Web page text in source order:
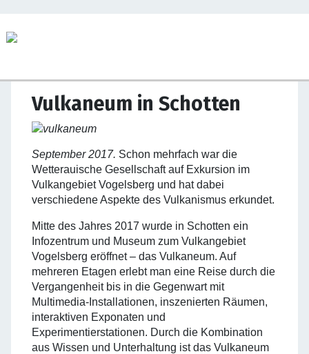
Vulkaneum in Schotten
September 2017. Schon mehrfach war die
Wetterauische Gesellschaft auf Exkursion im
Vulkangebiet Vogelsberg und hat dabei
verschiedene Aspekte des Vulkanismus erkundet.
Mitte des Jahres 2017 wurde in Schotten ein
Infozentrum und Museum zum Vulkangebiet
Vogelsberg eröffnet – das Vulkaneum. Auf
mehreren Etagen erlebt man eine Reise durch die
Vergangenheit bis in die Gegenwart mit
Multimedia-Installationen, inszenierten Räumen,
interaktiven Exponaten und
Experimentierstationen. Durch die Kombination
aus Wissen und Unterhaltung ist das Vulkaneum